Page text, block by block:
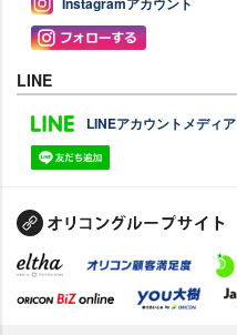
LINE
LINEアカウントメディア